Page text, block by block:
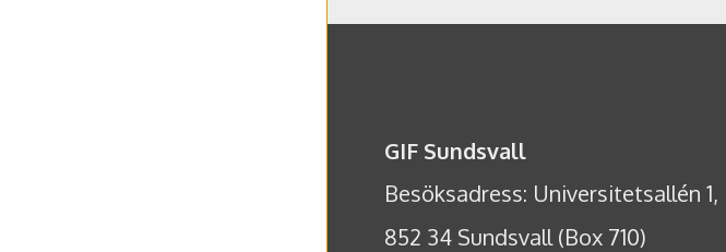
GIF Sundsvall
Besöksadress: Universitetsallén 1,
852 34 Sundsvall (Box 710)